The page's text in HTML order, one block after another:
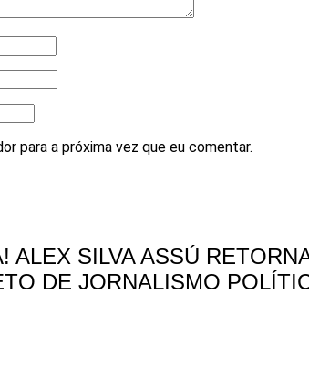
para a próxima vez que eu comentar.
ALEX SILVA ASSÚ
DE JORNALISMO